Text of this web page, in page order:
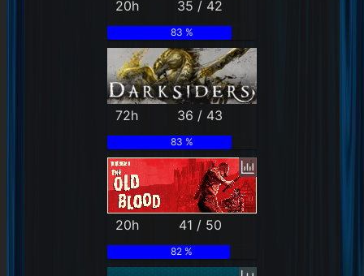
20h 35 / 42
83 %
72h 36 / 43
83 %
20h 41 / 50
82 %